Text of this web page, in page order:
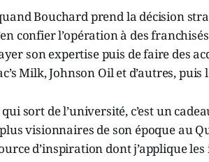
Bouchard prend la décision
confier l’opération à des
son expertise puis de faire des
Milk, Johnson Oil et d’autres, puis
sort de l’université, c’est un
visionnaires de son époque au
d’inspiration dont j’applique